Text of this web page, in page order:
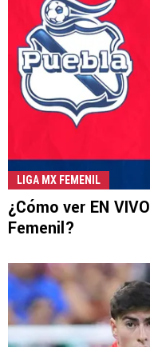
LIGA MX FEMENIL
¿Cómo ver EN
Femenil?